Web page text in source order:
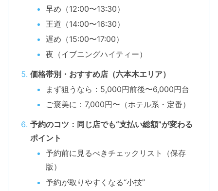
早め（12:00〜13:30）
王道（14:00〜16:30）
遅め（15:00〜17:00）
夜（イブニングハイティー）
価格帯別・おすすめ店（六本木エリア）
まず狙うなら：5,000円前後〜6,000円台
ご褒美に：7,000円〜（ホテル系・定番）
予約のコツ：同じ店でも“支払い総額”が変わる
ポイント
予約前に見るべきチェックリスト（保存
版）
予約が取りやすくなる“小技”